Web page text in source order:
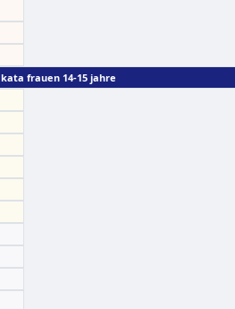
kata frauen 14-15 jahre